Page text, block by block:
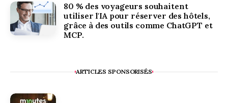
80 % des voyageurs souhaitent
utiliser l'IA pour réserver des hôtels,
grâce à des outils comme ChatGPT et
MCP.
ARTICLES SPONSORISÉS